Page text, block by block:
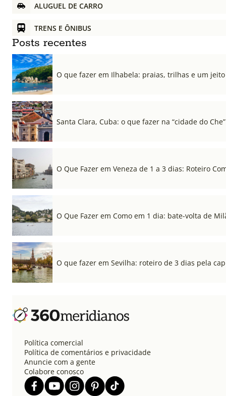
ALUGUEL DE CARRO
TRENS E ÔNIBUS
Posts recentes
O que fazer em Ilhabela: praias, trilhas e um
Santa Clara, Cuba: o que fazer na “cidade do Che”
O Que Fazer em Veneza de 1 a 3 dias: Roteiro
O Que Fazer em Como em 1 dia: bate-volta de
O que fazer em Sevilha: roteiro de 3 dias pela
Política comercial
Política de comentários e privacidade
Anuncie com a gente
Colabore conosco